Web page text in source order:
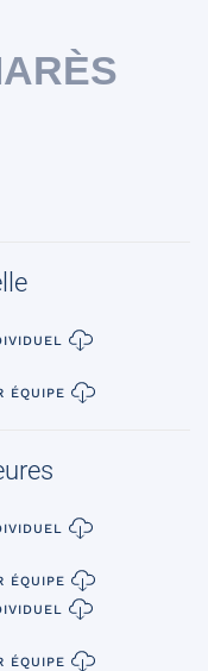
ÉQUIPE
ÉQUIPE
ÉQUIPE